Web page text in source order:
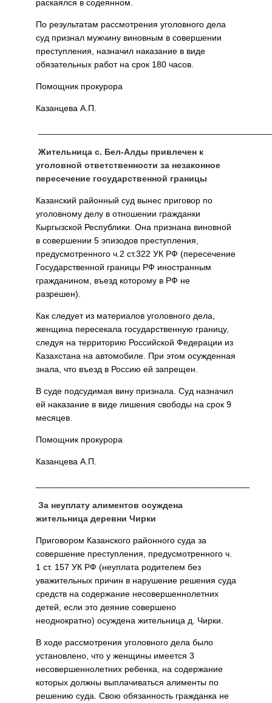
раскаялся в содеянном.
По результатам рассмотрения уголовного дела
суд признал мужчину виновным в совершении
преступления, назначил наказание в виде
обязательных работ на срок 180 часов.
Помощник прокурора
Казанцева А.П.
Жительница с. Бел-Алды привлечен к
уголовной ответственности за незаконное
пересечение государственной границы
Казанский районный суд вынес приговор по
уголовному делу в отношении гражданки
Кыргызской Республики. Она признана виновной
в совершении 5 эпизодов преступления,
предусмотренного ч.2 ст.322 УК РФ (пересечение
Государственной границы РФ иностранным
гражданином, въезд которому в РФ не
разрешен).
Как следует из материалов уголовного дела,
женщина пересекала государственную границу,
следуя на территорию Российской Федерации из
Казахстана на автомобиле. При этом осужденная
знала, что въезд в Россию ей запрещен.
В суде подсудимая вину признала. Суд назначил
ей наказание в виде лишения свободы на срок 9
месяцев.
Помощник прокурора
Казанцева А.П.
За неуплату алиментов осуждена
жительница деревни Чирки
Приговором Казанского районного суда за
совершение преступления, предусмотренного ч.
1 ст. 157 УК РФ (неуплата родителем без
уважительных причин в нарушение решения суда
средств на содержание несовершеннолетних
детей, если это деяние совершено
неоднократно) осуждена жительница д. Чирки.
В ходе рассмотрения уголовного дела было
установлено, что у женщины имеется 3
несовершеннолетних ребенка, на содержание
которых должны выплачиваться алименты по
решению суда. Свою обязанность гражданка не